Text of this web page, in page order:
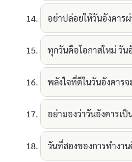
อย่าปล่อยให้วันอังคารผ่
ทุกวันคือโอกาสใหม่ วัน
พลังใจที่ดีในวันอังคาร
อย่ามองว่าวันอังคารเ
วันที่สองของการทำงา